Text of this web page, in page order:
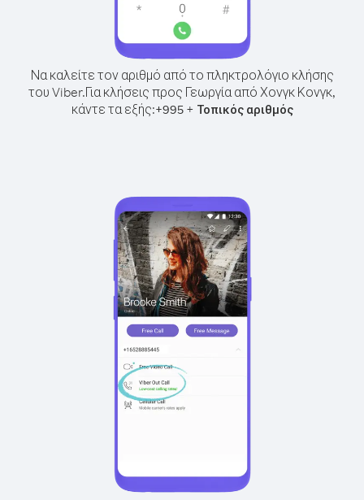
Να καλείτε τον αριθμό από το πληκτρολόγιο κλήσης
του Viber.Για κλήσεις προς Γεωργία από Χονγκ Κονγκ,
κάντε τα εξής:+995+ Τοπικός αριθμός